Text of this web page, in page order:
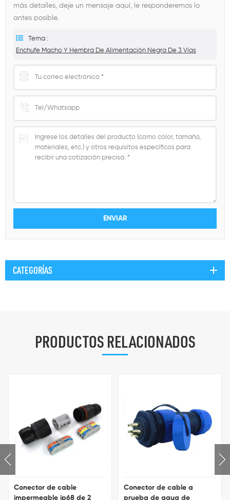
más detalles, deje un mensaje aquí, le responderemos lo
antes posible.
Tema :
Enchufe Macho Y Hembra De Alimentación Negra De 3 Vías
CATEGORÍAS
PRODUCTOS RELACIONADOS
Conector de cable
impermeable ip68 de 2
Conector de cable a
prueba de agua de